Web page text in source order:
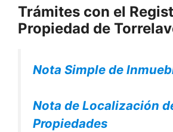
Trámites con el
Propiedad de
Nota Simple de
Nota de Localización
Propiedades